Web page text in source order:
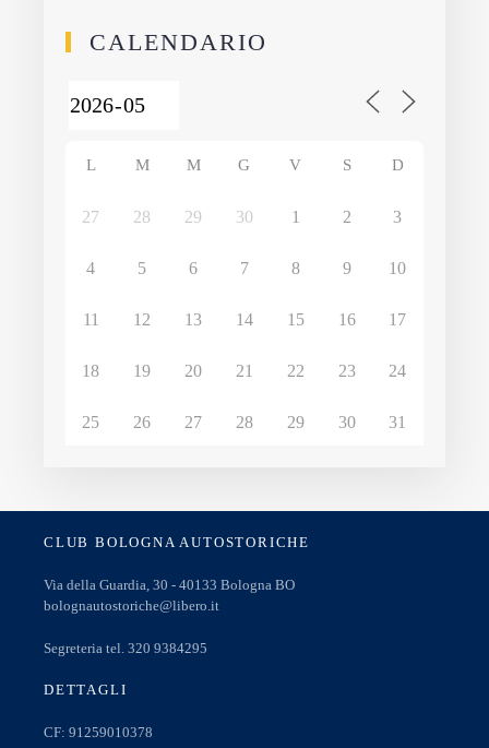
CALENDARIO
L M M G V S D
27 28 29 30 1 2 3
4 5 6 7 8 9 10
11 12 13 14 15 16 17
18 19 20 21 22 23 24
25 26 27 28 29 30 31
CLUB BOLOGNA AUTOSTORICHE
Via della Guardia, 30 - 40133 Bologna BO
bolognautostoriche@libero.it
Segreteria tel. 320 9384295
DETTAGLI
CF: 91259010378